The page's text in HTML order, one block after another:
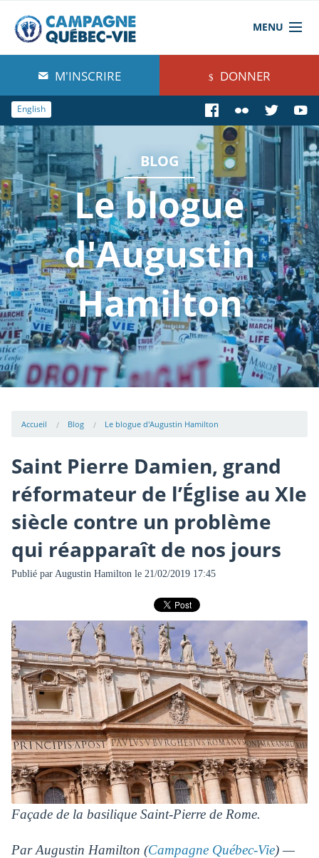
MENU
À propos de nous
Blog
Comprendre
Agir
Boutique
M'INSCRIRE DONNER
English
BLOG
Le blogue
d'Augustin
Hamilton
Accueil Blog Le blogue d'Augustin Hamilton
Saint Pierre Damien, grand
réformateur de l’Église au XIe
siècle contre un problème
qui réapparaît de nos jours
Publié par Augustin Hamiltonle 21/02/2019 17:45
Façade de la basilique Saint-Pierre de Rome.
Par Augustin Hamilton (Campagne Québec-Vie) —